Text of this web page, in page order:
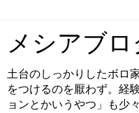
メシアブロ
土台のしっかりしたボロ
をつけるのを厭わず。経
ョンとかいうやつ」も少